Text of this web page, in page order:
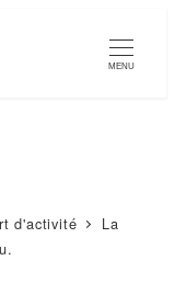
MENU
d'activité
La